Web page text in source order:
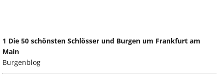
1 Die 50 schönsten Schlösser und Burgen um Frankfurt am
Main
Burgenblog